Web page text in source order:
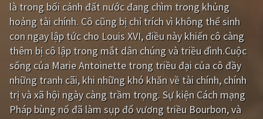
Bí ẩn Lịch sử
Viễn Tây Tiểu sử
GameShow DramaTV
QUỐC GIA
là trong bối cảnh đất nước đang chìm trong khủng
hoảng tài chính. Cô cũng bị chỉ trích vì không thể sinh
con ngay lập tức cho Louis XVI, điều này khiến cô càng
thêm bị cô lập trong mắt dân chúng và triều đình.Cuộc
sống của Marie Antoinette trong triều đại của cô đầy
những tranh cãi, khi những khó khăn về tài chính, chính
trị và xã hội ngày càng trầm trọng. Sự kiện Cách mạng
Pháp bùng nổ đã làm sụp đổ vương triều Bourbon, và